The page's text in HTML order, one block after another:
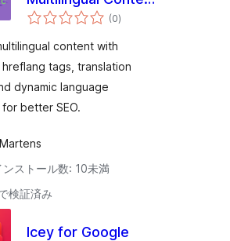
Manager
(0個
の)
content with
tags, translation
dynamic language
better SEO.
ンストール数: 10未満
検証済み
Icey for Google